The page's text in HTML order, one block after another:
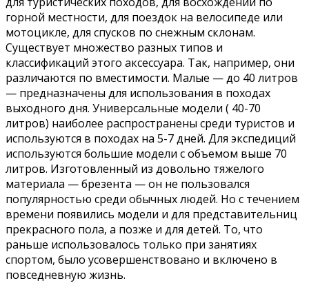
горной местности, для поездок на велосипеде или
мотоцикле, для спусков по снежным склонам.
Существует множество разных типов и
классификаций этого аксессуара. Так, например, они
различаются по вместимости. Малые — до 40 литров
— предназначены для использования в походах
выходного дня. Универсальные модели ( 40-70
литров) наиболее распространены среди туристов и
используются в походах на 5-7 дней. Для экспедиций
используются большие модели с объемом выше 70
литров. Изготовленный из довольно тяжелого
материала — брезента — он не пользовался
популярностью среди обычных людей. Но с течением
времени появились модели и для представительниц
прекрасного пола, а позже и для детей. То, что
раньше использовалось только при занятиях
спортом, было усовершенствовано и включено в
повседневную жизнь.